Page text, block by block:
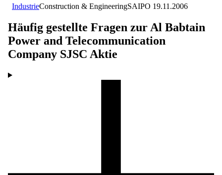
IndustrieConstruction & EngineeringSAIPO 19.11.2006
Häufig gestellte Fragen zur Al Babtain
Power and Telecommunication
Company SJSC Aktie